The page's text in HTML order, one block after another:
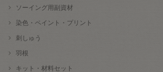
ソーイング用副資材
染色・ペイント・プリント
刺しゅう
羽根
キット・材料セット